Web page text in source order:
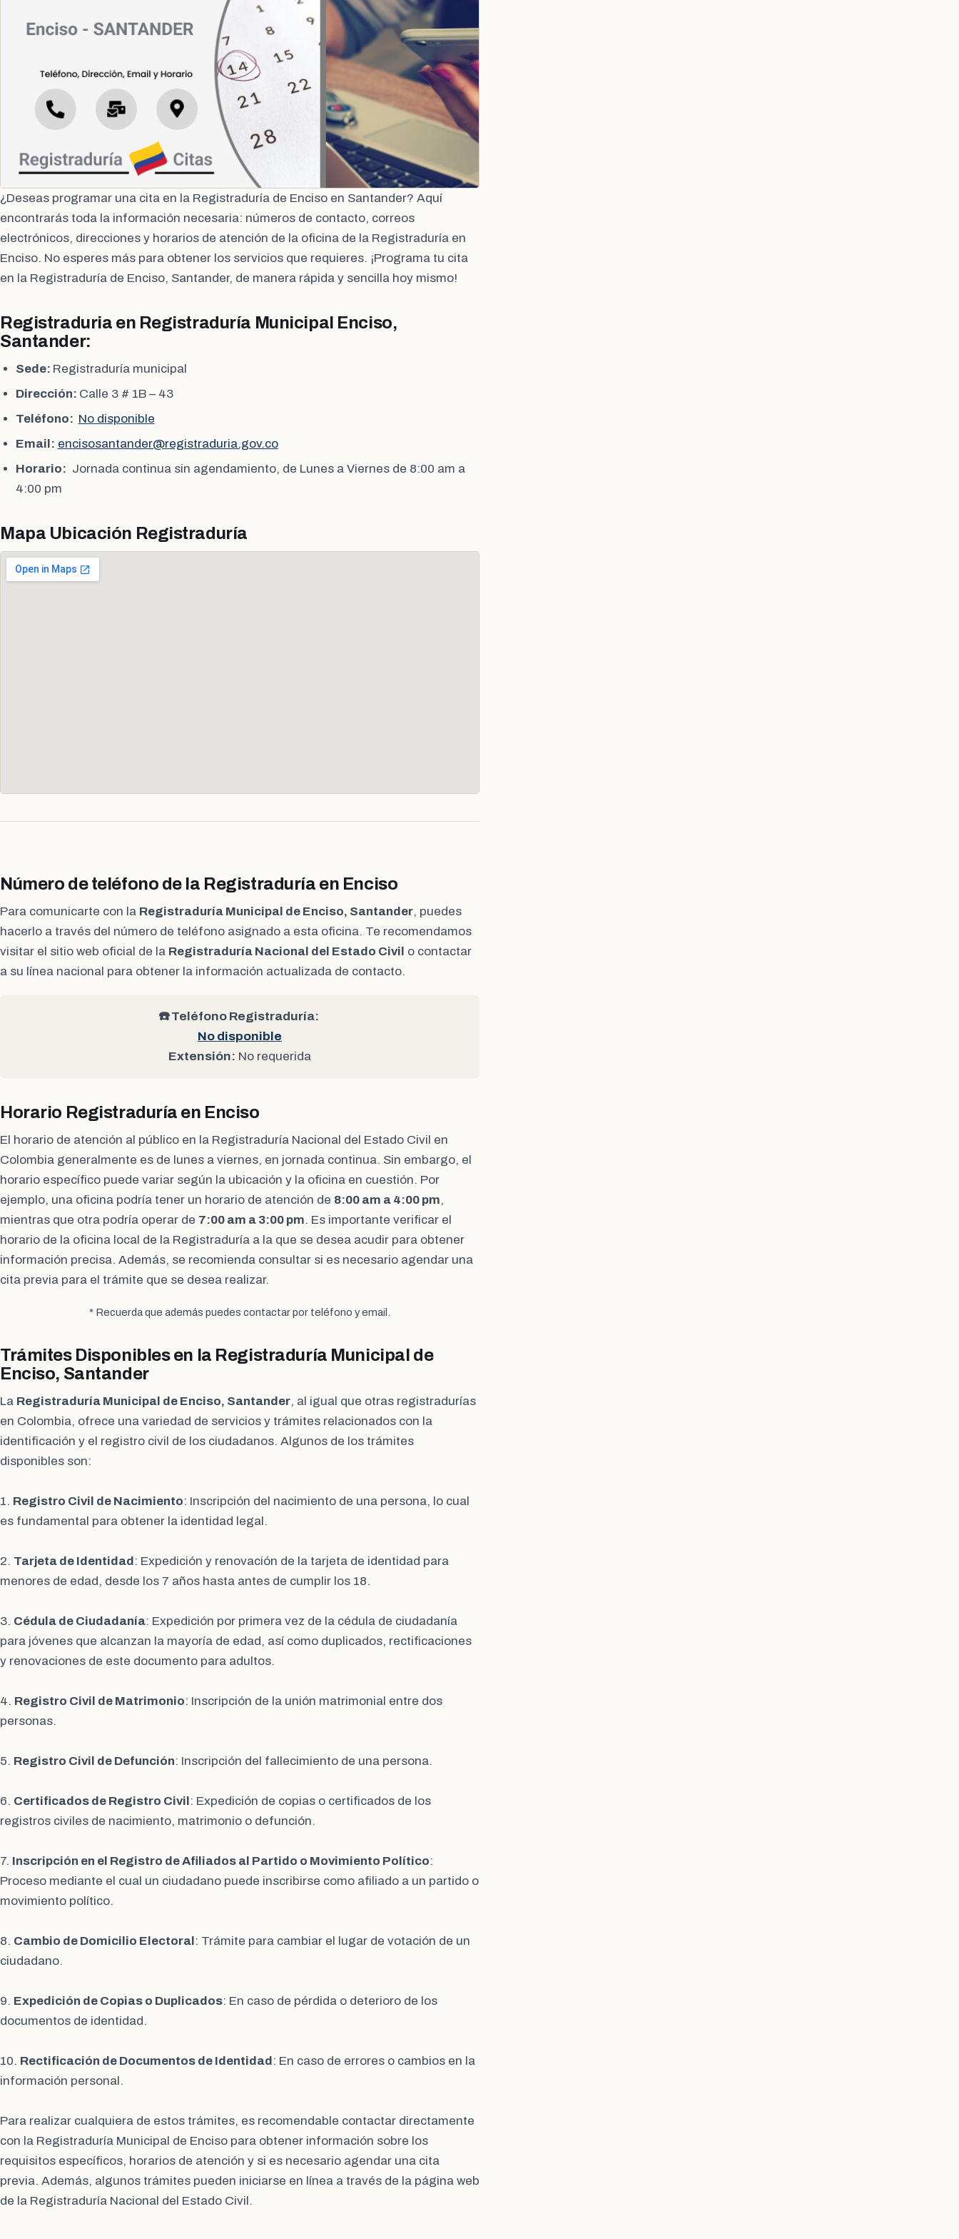
¿Deseas programar una cita en la Registraduría de Enciso en Santander? Aquí
encontrarás toda la información necesaria: números de contacto, correos
electrónicos, direcciones y horarios de atención de la oficina de la Registraduría en
Enciso. No esperes más para obtener los servicios que requieres. ¡Programa tu cita
en la Registraduría de Enciso, Santander, de manera rápida y sencilla hoy mismo!
Registraduria en Registraduría Municipal Enciso,
Santander:
Sede: Registraduría municipal
Dirección: Calle 3 # 1B – 43
Teléfono: No disponible
Email: encisosantander@registraduria.gov.co
Horario: Jornada continua sin agendamiento, de Lunes a Viernes de 8:00 am a
4:00 pm
Mapa Ubicación Registraduría
Número de teléfono de la Registraduría en Enciso
Para comunicarte con la Registraduría Municipal de Enciso, Santander, puedes
hacerlo a través del número de teléfono asignado a esta oficina. Te recomendamos
visitar el sitio web oficial de la Registraduría Nacional del Estado Civil o contactar
a su línea nacional para obtener la información actualizada de contacto.
☎️ Teléfono Registraduría:
No disponible
Extensión: No requerida
Horario Registraduría en Enciso
El horario de atención al público en la Registraduría Nacional del Estado Civil en
Colombia generalmente es de lunes a viernes, en jornada continua. Sin embargo, el
horario específico puede variar según la ubicación y la oficina en cuestión. Por
ejemplo, una oficina podría tener un horario de atención de 8:00 am a 4:00 pm,
mientras que otra podría operar de 7:00 am a 3:00 pm. Es importante verificar el
horario de la oficina local de la Registraduría a la que se desea acudir para obtener
información precisa. Además, se recomienda consultar si es necesario agendar una
cita previa para el trámite que se desea realizar.
* Recuerda que además puedes contactar por teléfono y email.
Trámites Disponibles en la Registraduría Municipal de
Enciso, Santander
La Registraduría Municipal de Enciso, Santander, al igual que otras registradurías
en Colombia, ofrece una variedad de servicios y trámites relacionados con la
identificación y el registro civil de los ciudadanos. Algunos de los trámites
disponibles son:
1. Registro Civil de Nacimiento: Inscripción del nacimiento de una persona, lo cual
es fundamental para obtener la identidad legal.
2. Tarjeta de Identidad : Expedición y renovación de la tarjeta de identidad para
menores de edad, desde los 7 años hasta antes de cumplir los 18.
3. Cédula de Ciudadanía: Expedición por primera vez de la cédula de ciudadanía
para jóvenes que alcanzan la mayoría de edad, así como duplicados, rectificaciones
y renovaciones de este documento para adultos.
4. Registro Civil de Matrimonio: Inscripción de la unión matrimonial entre dos
personas.
5. Registro Civil de Defunción: Inscripción del fallecimiento de una persona.
6. Certificados de Registro Civil : Expedición de copias o certificados de los
registros civiles de nacimiento, matrimonio o defunción.
7. Inscripción en el Registro de Afiliados al Partido o Movimiento Político:
Proceso mediante el cual un ciudadano puede inscribirse como afiliado a un partido o
movimiento político.
8. Cambio de Domicilio Electoral : Trámite para cambiar el lugar de votación de un
ciudadano.
9. Expedición de Copias o Duplicados: En caso de pérdida o deterioro de los
documentos de identidad.
10. Rectificación de Documentos de Identidad : En caso de errores o cambios en la
información personal.
Para realizar cualquiera de estos trámites, es recomendable contactar directamente
con la Registraduría Municipal de Enciso para obtener información sobre los
requisitos específicos, horarios de atención y si es necesario agendar una cita
previa. Además, algunos trámites pueden iniciarse en línea a través de la página web
de la Registraduría Nacional del Estado Civil.